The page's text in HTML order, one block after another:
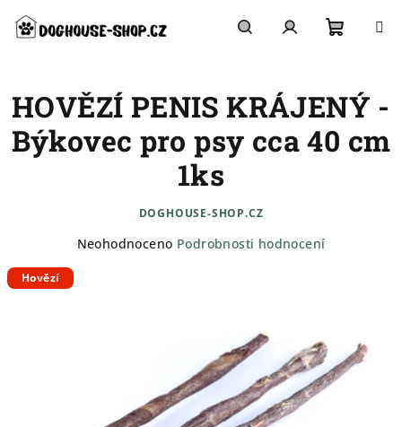
obsah
košík
HOVĚZÍ PENIS KRÁJENÝ -
Býkovec pro psy cca 40 cm
1ks
DOGHOUSE-SHOP.CZ
Průměrné
Neohodnoceno Podrobnosti hodnocení
Hovězí